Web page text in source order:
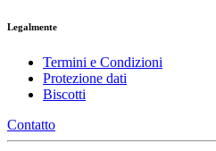
Legalmente
Termini e Condizioni
Protezione dati
Biscotti
Contatto